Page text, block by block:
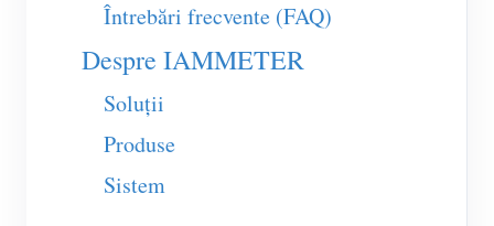
Întrebări frecvente (FAQ)
Despre IAMMETER
Soluții
Produse
Sistem